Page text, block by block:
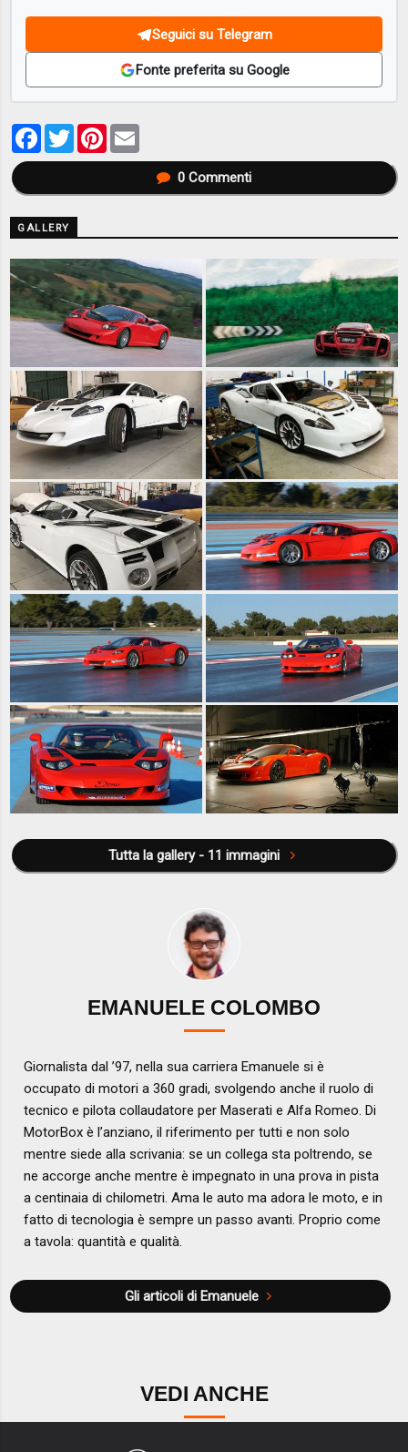
Seguici su Telegram
Fonte preferita su Google
Facebook
TwitterPinterest
0Commenti
GALLERY
Tutta la gallery - 11 immagini
EMANUELE COLOMBO
Giornalista dal ’97, nella sua carriera Emanuele si è
occupato di motori a 360 gradi, svolgendo anche il ruolo di
tecnico e pilota collaudatore per Maserati e Alfa Romeo. Di
MotorBox è l’anziano, il riferimento per tutti e non solo
mentre siede alla scrivania: se un collega sta poltrendo, se
ne accorge anche mentre è impegnato in una prova in pista
a centinaia di chilometri. Ama le auto ma adora le moto, e in
fatto di tecnologia è sempre un passo avanti. Proprio come
a tavola: quantità e qualità.
Gli articoli di Emanuele
VEDI ANCHE